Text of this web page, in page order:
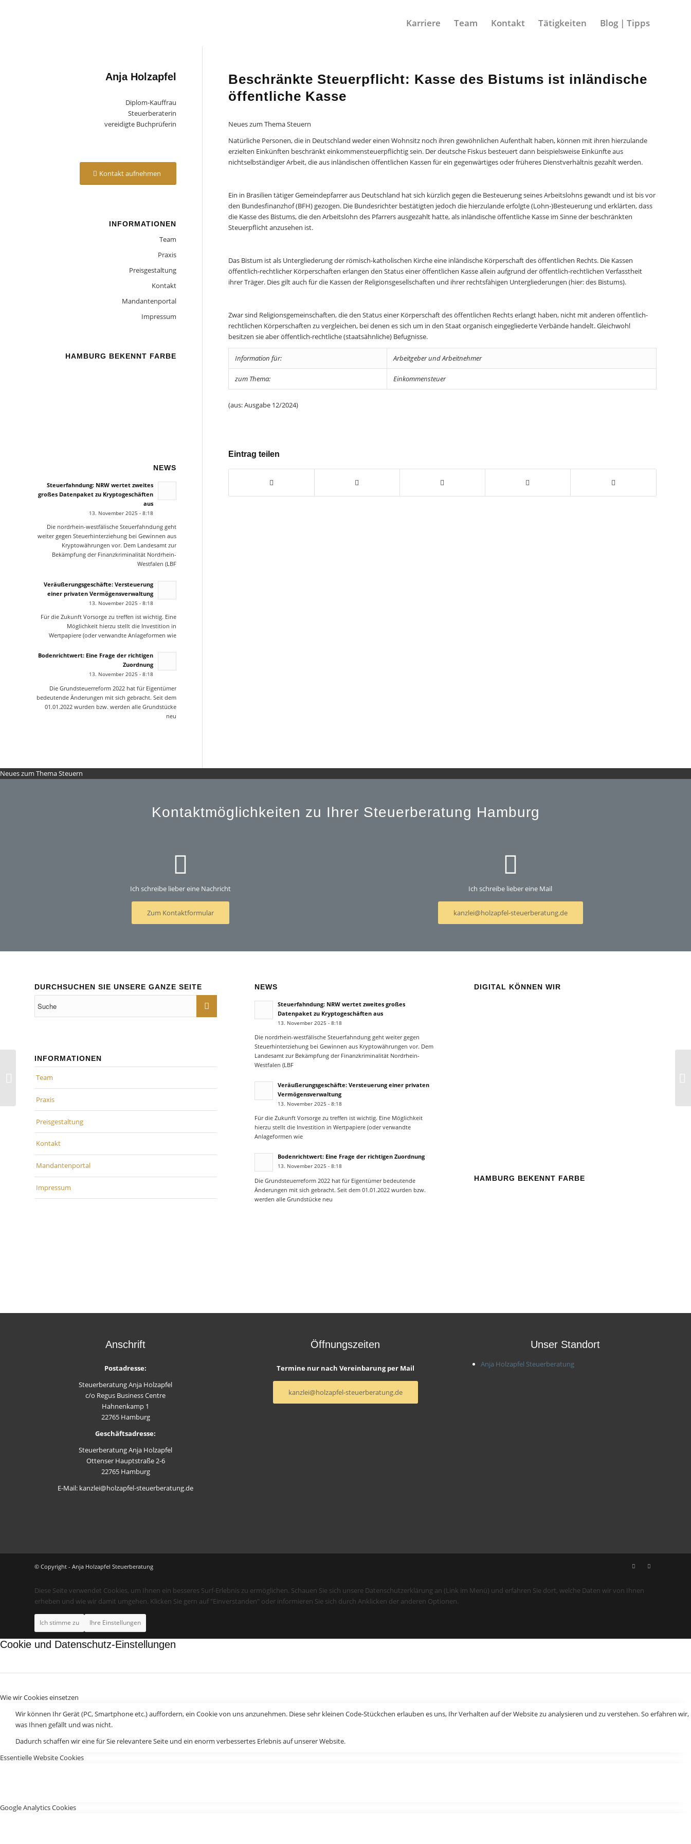
Karriere Team Kontakt Tätigkeiten Blog | Tipps
Beschränkte Steuerpflicht: Kasse des Bistums ist inländische
öffentliche Kasse
Neues zum Thema Steuern
Natürliche Personen, die in Deutschland weder einen Wohnsitz noch ihren gewöhnlichen Aufenthalt haben, können mit ihren hierzulande
erzielten Einkünften beschränkt einkommensteuerpflichtig sein. Der deutsche Fiskus besteuert dann beispielsweise Einkünfte aus
nichtselbständiger Arbeit, die aus inländischen öffentlichen Kassen für ein gegenwärtiges oder früheres Dienstverhältnis gezahlt werden.
Ein in Brasilien tätiger Gemeindepfarrer aus Deutschland hat sich kürzlich gegen die Besteuerung seines Arbeitslohns gewandt und ist bis vor
den Bundesfinanzhof (BFH) gezogen. Die Bundesrichter bestätigten jedoch die hierzulande erfolgte (Lohn-)Besteuerung und erklärten, dass
die Kasse des Bistums, die den Arbeitslohn des Pfarrers ausgezahlt hatte, als inländische öffentliche Kasse im Sinne der beschränkten
Steuerpflicht anzusehen ist.
Das Bistum ist als Untergliederung der römisch-katholischen Kirche eine inländische Körperschaft des öffentlichen Rechts. Die Kassen
öffentlich-rechtlicher Körperschaften erlangen den Status einer öffentlichen Kasse allein aufgrund der öffentlich-rechtlichen Verfasstheit
ihrer Träger. Dies gilt auch für die Kassen der Religionsgesellschaften und ihrer rechtsfähigen Untergliederungen (hier: des Bistums).
Zwar sind Religionsgemeinschaften, die den Status einer Körperschaft des öffentlichen Rechts erlangt haben, nicht mit anderen öffentlich-
rechtlichen Körperschaften zu vergleichen, bei denen es sich um in den Staat organisch eingegliederte Verbände handelt. Gleichwohl
besitzen sie aber öffentlich-rechtliche (staatsähnliche) Befugnisse.
Information für: Arbeitgeber und Arbeitnehmer
zum Thema: Einkommensteuer
(aus: Ausgabe 12/2024)
Eintrag teilen
Anja Holzapfel
Diplom-Kauffrau
Steuerberaterin
vereidigte Buchprüferin
Kontakt aufnehmen
INFORMATIONEN
Team
Praxis
Preisgestaltung
Kontakt
Mandantenportal
Impressum
HAMBURG BEKENNT FARBE
NEWS
Steuerfahndung: NRW wertet zweites
großes Datenpaket zu Kryptogeschäften
aus
13. November 2025 - 8:18
Die nordrhein-westfälische Steuerfahndung geht
weiter gegen Steuerhinterziehung bei Gewinnen aus
Kryptowährungen vor. Dem Landesamt zur
Bekämpfung der Finanzkriminalität Nordrhein-
Westfalen (LBF
Veräußerungsgeschäfte: Versteuerung
einer privaten Vermögensverwaltung
13. November 2025 - 8:18
Für die Zukunft Vorsorge zu treffen ist wichtig. Eine
Möglichkeit hierzu stellt die Investition in
Wertpapiere (oder verwandte Anlageformen wie
Bodenrichtwert: Eine Frage der richtigen
Zuordnung
13. November 2025 - 8:18
Die Grundsteuerreform 2022 hat für Eigentümer
bedeutende Änderungen mit sich gebracht. Seit dem
01.01.2022 wurden bzw. werden alle Grundstücke
neu
Neues zum Thema Steuern
Kontaktmöglichkeiten zu Ihrer Steuerberatung Hamburg
Ich schreibe lieber eine Nachricht
Zum Kontaktformular
Ich schreibe lieber eine Mail
kanzlei@holzapfel-steuerberatung.de
DURCHSUCHEN SIE UNSERE GANZE SEITE
INFORMATIONEN
Team
Praxis
Preisgestaltung
Kontakt
Mandantenportal
Impressum
NEWS
Steuerfahndung: NRW wertet zweites großes
Datenpaket zu Kryptogeschäften aus
13. November 2025 - 8:18
Die nordrhein-westfälische Steuerfahndung geht weiter gegen
Steuerhinterziehung bei Gewinnen aus Kryptowährungen vor. Dem
Landesamt zur Bekämpfung der Finanzkriminalität Nordrhein-
Westfalen (LBF
Veräußerungsgeschäfte: Versteuerung einer privaten
Vermögensverwaltung
13. November 2025 - 8:18
Für die Zukunft Vorsorge zu treffen ist wichtig. Eine Möglichkeit
hierzu stellt die Investition in Wertpapiere (oder verwandte
Anlageformen wie
Bodenrichtwert: Eine Frage der richtigen Zuordnung
13. November 2025 - 8:18
Die Grundsteuerreform 2022 hat für Eigentümer bedeutende
Änderungen mit sich gebracht. Seit dem 01.01.2022 wurden bzw.
werden alle Grundstücke neu
DIGITAL KÖNNEN WIR
HAMBURG BEKENNT FARBE
Anschrift
Postadresse:
Steuerberatung Anja Holzapfel
c/o Regus Business Centre
Hahnenkamp 1
22765 Hamburg
Geschäftsadresse:
Steuerberatung Anja Holzapfel
Ottenser Hauptstraße 2-6
22765 Hamburg
E-Mail: kanzlei@holzapfel-steuerberatung.de
Öffnungszeiten
Termine nur nach Vereinbarung per Mail
kanzlei@holzapfel-steuerberatung.de
Unser Standort
Anja Holzapfel Steuerberatung
© Copyright - Anja Holzapfel Steuerberatung
Baugewerbe: Auftragseingänge und
Baugenehmigungen im
Abwärtstrend
Diese Seite verwendet Cookies, um Ihnen ein besseres Surf-Erlebnis zu ermöglichen. Schauen Sie sich unsere Datenschutzerklärung an (Link im Menü) und erfahren Sie dort, welche Daten wir von Ihnen
erheben und wie wir damit umgehen. Klicken Sie gern auf "Einverstanden" oder informieren Sie sich durch Anklicken der anderen Optionen.
Ich stimme zu Ihre Einstellungen
Cookie und Datenschutz-Einstellungen
Wie wir Cookies einsetzen
Wir können Ihr Gerät (PC, Smartphone etc.) auffordern, ein Cookie von uns anzunehmen. Diese sehr kleinen Code-Stückchen erlauben es uns, Ihr Verhalten auf der Website zu analysieren und zu verstehen. So erfahren wir,
was Ihnen gefällt und was nicht.
Dadurch schaffen wir eine für Sie relevantere Seite und ein enorm verbessertes Erlebnis auf unserer Website.
Essentielle Website Cookies
Google Analytics Cookies